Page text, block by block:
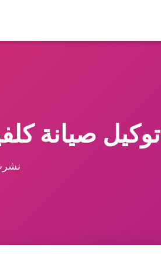
توكيل صيانة كلفينيتور